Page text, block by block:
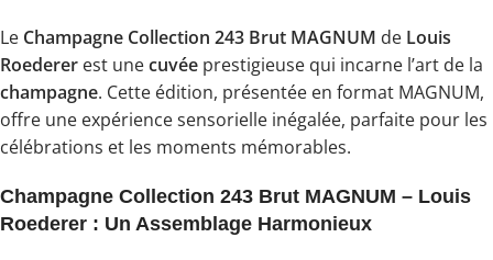
Le Champagne Collection 243 Brut MAGNUM de Louis
Roederer est unecuvée prestigieuse qui incarne l’art de la
champagne. Cette édition, présentée en format MAGNUM,
offre une expérience sensorielle inégalée, parfaite pour les
célébrations et les moments mémorables.
Champagne Collection 243 Brut MAGNUM – Louis
Roederer : Un Assemblage Harmonieux